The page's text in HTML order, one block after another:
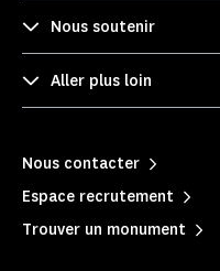
Nous soutenir
Aller plus loin
Nous contacter
Espace recrutement
Trouver un monument